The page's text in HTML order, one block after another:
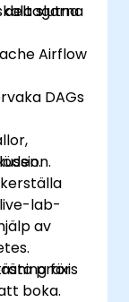
slutna
deltagarna
Airflow
DAGs
av
praxis
lab-
för
boka.